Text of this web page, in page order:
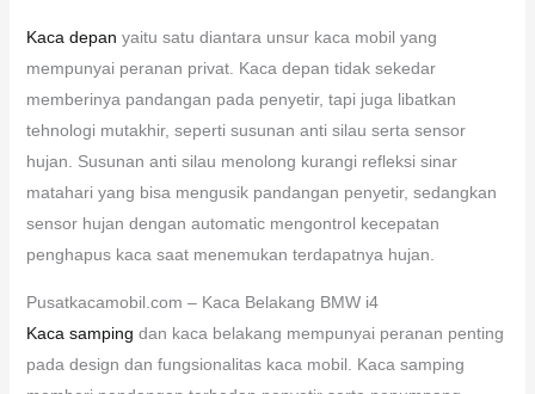
Kaca depan yaitu satu diantara unsur kaca mobil yang
mempunyai peranan privat. Kaca depan tidak sekedar
memberinya pandangan pada penyetir, tapi juga libatkan
tehnologi mutakhir, seperti susunan anti silau serta sensor
hujan. Susunan anti silau menolong kurangi refleksi sinar
matahari yang bisa mengusik pandangan penyetir, sedangkan
sensor hujan dengan automatic mengontrol kecepatan
penghapus kaca saat menemukan terdapatnya hujan.
Pusatkacamobil.com – Kaca Belakang BMW i4
Kaca samping dan kaca belakang mempunyai peranan penting
pada design dan fungsionalitas kaca mobil. Kaca samping